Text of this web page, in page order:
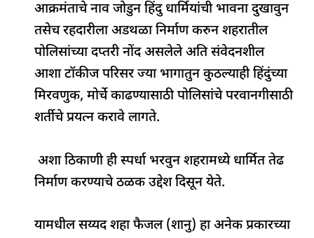
आक्रमंताचे नाव जोडुन हिंदु धार्मियांची भावना दुखावुन
तसेच रहदारीला अडथळा निर्माण करुन शहरातील
पोलिसांच्या दप्तरी नोंद असलेले अति संवेदनशील
आशा टॉकीज परिसर ज्या भागातुन कुठल्याही हिंदुंच्या
मिरवणुक, मोर्चे काढण्यासाठी पोलिसांचे परवानगीसाठी
शर्तीचे प्रयत्न करावे लागते.
अशा ठिकाणी ही स्पर्धा भरवुन शहरामध्ये धार्मित तेढ
निर्माण करण्याचे ठळक उद्देश दिसून येते.
यामधील सय्यद शहा फैजल (शानु) हा अनेक प्रकारच्या